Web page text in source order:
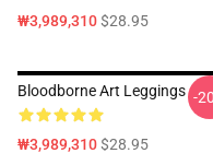
₩3,989,310$28.95
Bloodborne Art Leggings
₩3,989,310$28.95
-